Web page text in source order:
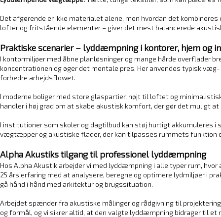
Det afgørende er ikke materialet alene, men hvordan det
lofter og fritstående elementer – giver det mest balancerede
Praktiske scenarier – lyddæmpning i kontorer, hjem og
I kontormiljøer med åbne planløsninger og mange hårde overflader
koncentrationen og øger det mentale pres. Her anvendes typisk
forbedre arbejdsflowet.
I moderne boliger med store glaspartier, højt til loftet og
handler i høj grad om at skabe akustisk komfort, der gør det muligt
I institutioner som skoler og dagtilbud kan støj hurtigt akkumuleres
vægtæpper og akustiske flader, der kan tilpasses rummets funktion
Alpha Akustiks tilgang til professionel lyddæmpning
Hos Alpha Akustik arbejder vi med lyddæmpning i alle typer rum,
25 års erfaring med at analysere, beregne og optimere lydmiljøer i
gå hånd i hånd med arkitektur og brugssituation.
Arbejdet spænder fra akustiske målinger og rådgivning til
og formål, og vi sikrer altid, at den valgte lyddæmpning bidrager til